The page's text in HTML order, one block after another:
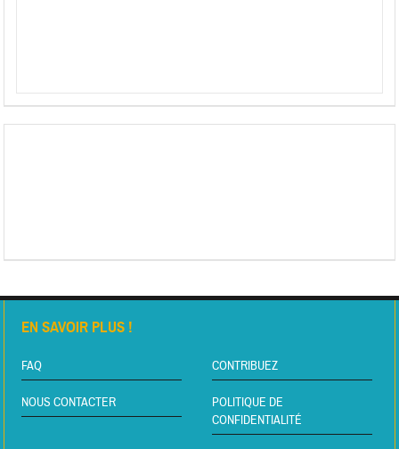
EN SAVOIR PLUS !
FAQ CONTRIBUEZ
NOUS CONTACTER
POLITIQUE DE
CONFIDENTIALITÉ